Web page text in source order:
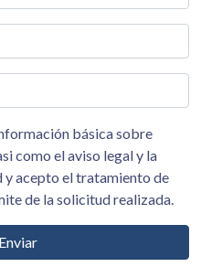
de la solicitud realizada.
Enviar